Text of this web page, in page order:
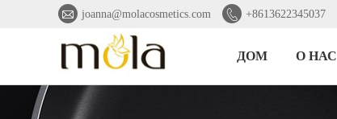
 joanna@molacosmetics.com  +8613622345037
ДОМ О НАС